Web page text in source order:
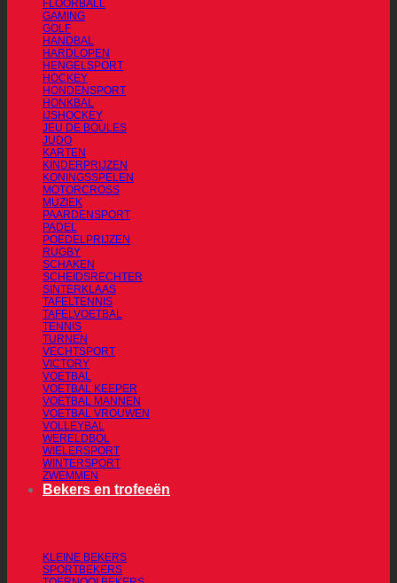
FLOORBALL
GAMING
GOLF
HANDBAL
HARDLOPEN
HENGELSPORT
HOCKEY
HONDENSPORT
HONKBAL
IJSHOCKEY
JEU DE BOULES
JUDO
KARTEN
KINDERPRIJZEN
KONINGSSPELEN
MOTORCROSS
MUZIEK
PAARDENSPORT
PADEL
POEDELPRIJZEN
RUGBY
SCHAKEN
SCHEIDSRECHTER
SINTERKLAAS
TAFELTENNIS
TAFELVOETBAL
TENNIS
TURNEN
VECHTSPORT
VICTORY
VOETBAL
VOETBAL KEEPER
VOETBAL MANNEN
VOETBAL VROUWEN
VOLLEYBAL
WERELDBOL
WIELERSPORT
WINTERSPORT
ZWEMMEN
Bekers en trofeeën
KLEINE BEKERS
SPORTBEKERS